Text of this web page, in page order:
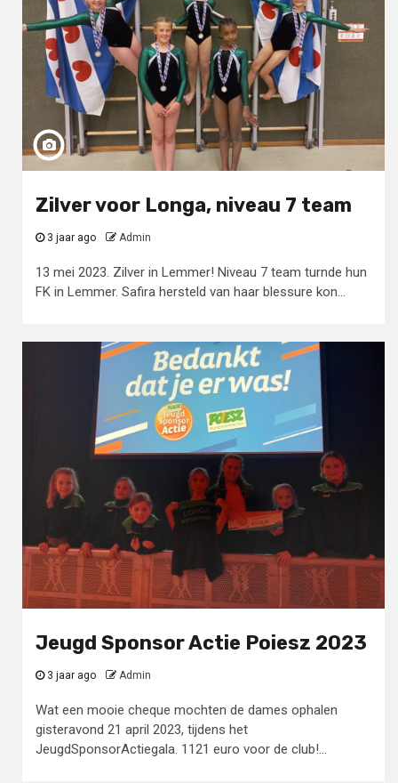
Zilver voor Longa, niveau 7 team
3 jaar ago Admin
13 mei 2023. Zilver in Lemmer! Niveau 7 team turnde hun
FK in Lemmer. Safira hersteld van haar blessure kon...
Jeugd Sponsor Actie Poiesz 2023
3 jaar ago Admin
Wat een mooie cheque mochten de dames ophalen
gisteravond 21 april 2023, tijdens het
JeugdSponsorActiegala. 1121 euro voor de club!...